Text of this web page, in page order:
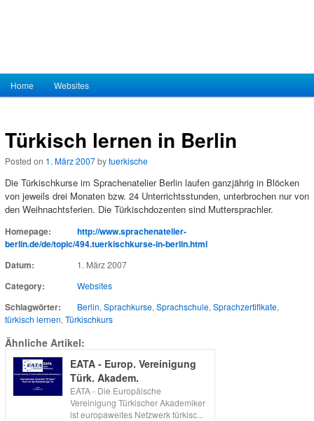
Hauptmenü
Zum Inhalt wechseln
Zum sekundären Inhalt wechseln
Home Websites
Türkisch lernen in Berlin
Posted on 1. März 2007 bytuerkische
Die Türkischkurse im Sprachenatelier Berlin laufen ganzjährig in Blöcken
von jeweils drei Monaten bzw. 24 Unterrichtsstunden, unterbrochen nur von
den Weihnachtsferien. Die Türkischdozenten sind Muttersprachler.
Homepage:
http://www.sprachenatelier-
berlin.de/de/topic/494.tuerkischkurse-in-berlin.html
Datum:
1. März 2007
Category: Websites
Schlagwörter: Berlin, Sprachkurse, Sprachschule, Sprachzertifikate,
türkisch lernen, Türkischkurs
Ähnliche Artikel:
EATA - Europ. Vereinigung
Türk. Akadem.
EATA - Die Europäische
Vereinigung Türkischer Akademiker
ist europaweites Netzwerk türkisc...